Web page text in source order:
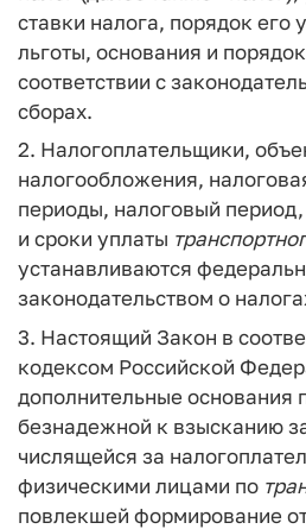
ставки налога, порядок его
льготы, основания и
соответствии с
сборах.
2. Налогоплательщики,
налогообложения,
периоды, налоговый
и сроки уплаты
устанавливаются
законодательством о
3. Настоящий Закон в
кодексом Российской
дополнительные основания
безнадежной к взысканию
числящейся за
физическими лицами по
повлекшей формирование